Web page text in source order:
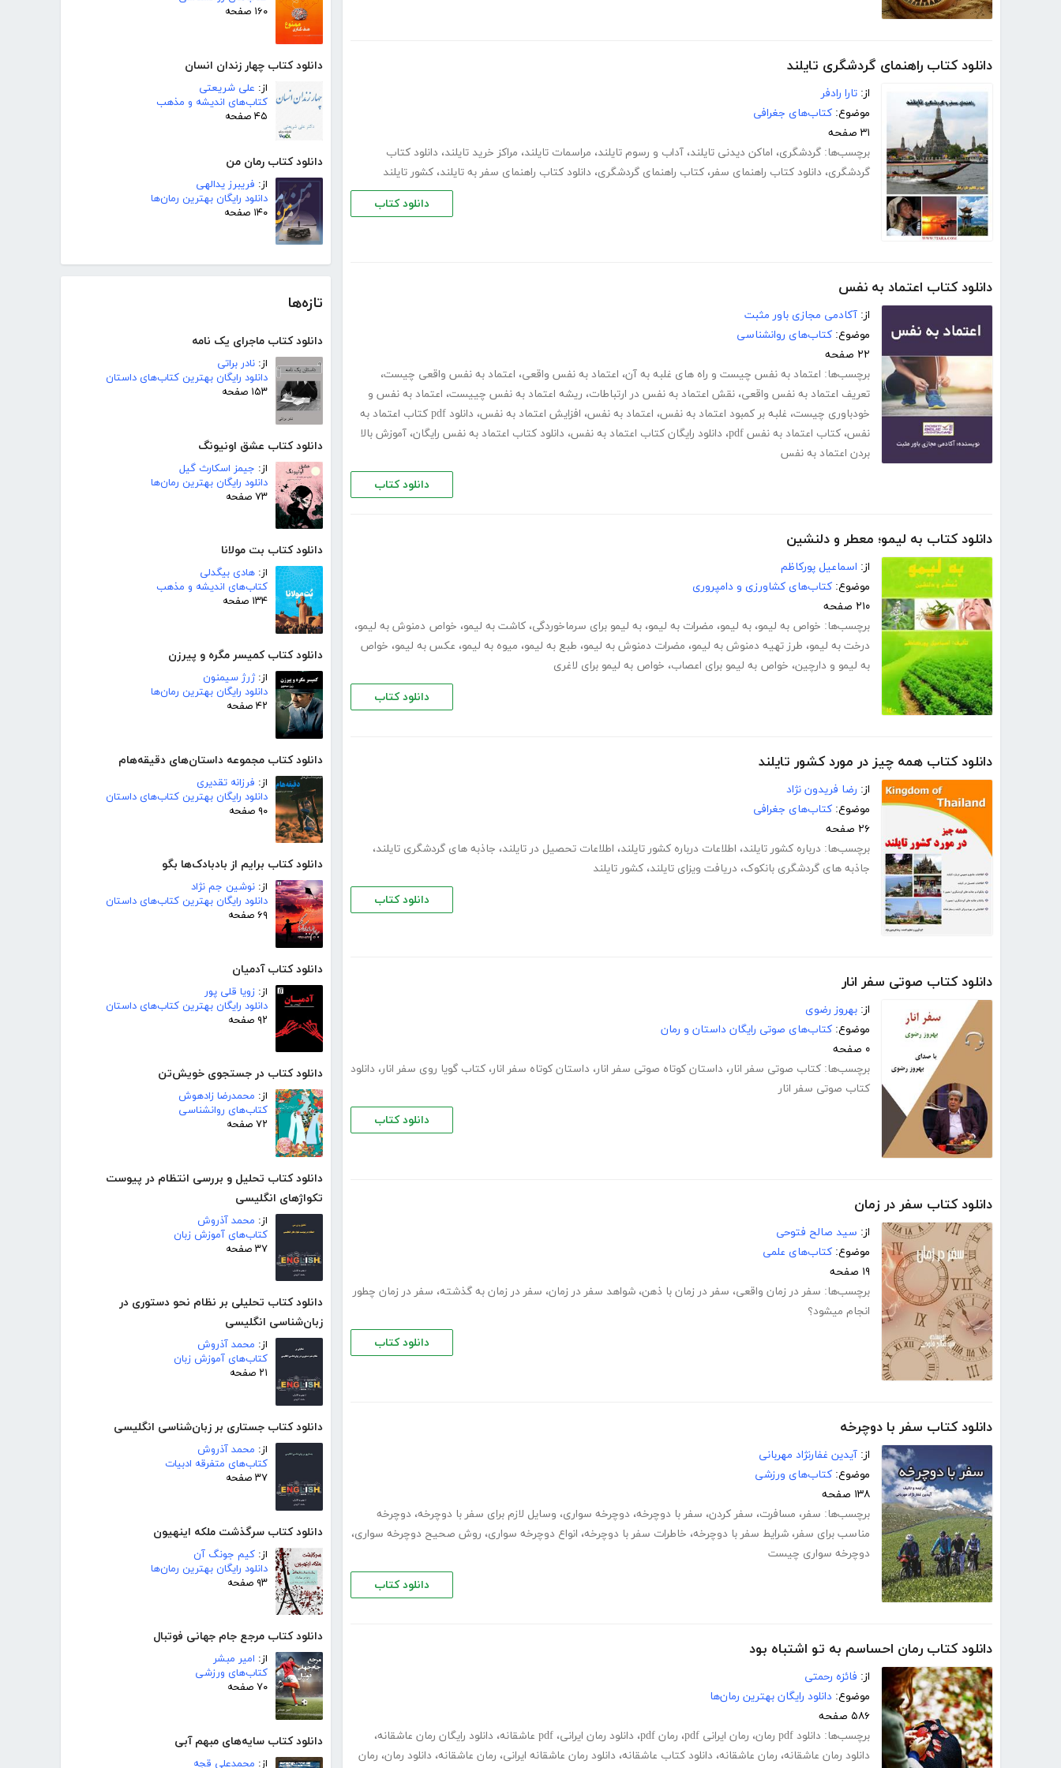
۱۶۰ صفحه
دانلود کتاب چهار زندان انسان
از: علی شریعتی
کتاب‌های اندیشه و مذهب
۴۵ صفحه
دانلود کتاب رمان من
از: فریبرز یدالهی
دانلود رایگان بهترین رمان‌ها
۱۴۰ صفحه
تازه‌ها
دانلود کتاب ماجرای یک نامه
از: نادر براتی
دانلود رایگان بهترین کتاب‌های داستان
۱۵۳ صفحه
دانلود کتاب عشق اونیونگ
از: جیمز اسکارث گیل
دانلود رایگان بهترین رمان‌ها
۷۳ صفحه
دانلود کتاب بت مولانا
از: هادی بیگدلی
کتاب‌های اندیشه و مذهب
۱۳۴ صفحه
دانلود کتاب کمیسر مگره و پیرزن
از:ژرژ سیمنون
دانلود رایگان بهترین رمان‌ها
۴۲ صفحه
دانلود کتاب مجموعه داستان‌های دقیقه‌هام
از: فرزانه تقدیری
دانلود رایگان بهترین کتاب‌های داستان
۹۰ صفحه
دانلود کتاب برایم از بادبادک‌ها بگو
از: نوشین جم نژاد
دانلود رایگان بهترین کتاب‌های داستان
۶۹ صفحه
دانلود کتاب آدمیان
از: زویا قلی پور
دانلود رایگان بهترین کتاب‌های داستان
۹۲ صفحه
دانلود کتاب در جستجوی خویش‌تن
از: محمدرضا زادهوش
کتاب‌های روانشناسی
۷۲ صفحه
دانلود کتاب تحلیل و بررسی انتظام در پیوست
تکواژهای انگلیسی
از: محمد آذروش
کتاب‌های آموزش زبان
۳۷ صفحه
دانلود کتاب تحلیلی بر نظام نحو دستوری در
زبان‌شناسی انگلیسی
از: محمد آذروش
کتاب‌های آموزش زبان
۲۱ صفحه
دانلود کتاب جستاری بر زبان‌شناسی انگلیسی
از: محمد آذروش
کتاب‌های متفرقه ادبیات
۳۷ صفحه
دانلود کتاب سرگذشت ملکه اینهیون
از: کیم جونگ آن
دانلود رایگان بهترین رمان‌ها
۹۳ صفحه
دانلود کتاب مرجع جام جهانی فوتبال
از: امیر مبشر
کتاب‌های ورزشی
۷۰ صفحه
دانلود کتاب سایه‌های مبهم آبی
از: محمدعلی قجه
دانلود کتاب راهنمای گردشگری تایلند
از: تارا رادفر
موضوع: کتاب‌های جغرافی
۳۱ صفحه
برچسب‌ها: گردشگری، اماکن دیدنی تایلند، آداب و رسوم تایلند، مراسمات تایلند، مراکز خرید تایلند، دانلود کتاب
گردشگری، دانلود کتاب راهنمای سفر، کتاب راهنمای گردشگری، دانلود کتاب راهنمای سفر به تایلند، کشور تایلند
دانلود کتاب
دانلود کتاب اعتماد به نفس
از: آکادمی مجازی باور مثبت
موضوع: کتاب‌های روانشناسی
۲۲ صفحه
برچسب‌ها: اعتماد به نفس چیست و راه های غلبه به آن، اعتماد به نفس واقعی، اعتماد به نفس واقعی چیست،
تعریف اعتماد به نفس واقعی، نقش اعتماد به نفس در ارتباطات، ریشه اعتماد به نفس چییست، اعتماد به نفس و
خودباوری چیست، غلبه بر کمبود اعتماد به نفس، اعتماد به نفس، افزایش اعتماد به نفس،
دانلود pdf کتاب اعتماد به
نفس، کتاب اعتماد به نفس pdf ، دانلود رایگان کتاب اعتماد به نفس، دانلود کتاب اعتماد به نفس رایگان، آموزش بالا
بردن اعتماد به نفس
دانلود کتاب
دانلود کتاب به لیمو؛ معطر و دلنشین
از: اسماعیل پورکاظم
موضوع: کتاب‌های کشاورزی و دامپروری
۲۱۰ صفحه
برچسب‌ها: خواص به لیمو، به لیمو، مضرات به لیمو، به لیمو برای سرماخوردگی، کاشت به لیمو، خواص دمنوش به لیمو،
درخت به لیمو، طرز تهیه دمنوش به لیمو، مضرات دمنوش به لیمو، طبع به لیمو، میوه به لیمو، عکس به لیمو، خواص
به لیمو و دارچین، خواص به لیمو برای اعصاب، خواص به لیمو برای لاغری
دانلود کتاب
دانلود کتاب همه چیز در مورد کشور تایلند
از: رضا فریدون نژاد
موضوع: کتاب‌های جغرافی
۲۶ صفحه
برچسب‌ها: درباره کشور تایلند، اطلاعات درباره کشور تایلند، اطلاعات تحصیل در تایلند، جاذبه های گردشگری تایلند،
جاذبه های گردشگری بانکوک، دریافت ویزای تایلند، کشور تایلند
دانلود کتاب
دانلود کتاب صوتی سفر انار
از: بهروز رضوی
موضوع: کتاب‌های صوتی رایگان داستان و رمان
۰ صفحه
برچسب‌ها: کتاب صوتی سفر انار، داستان کوتاه صوتی سفر انار، داستان کوتاه سفر انار، کتاب گویا روی سفر انار، دانلود
کتاب صوتی سفر انار
دانلود کتاب
دانلود کتاب سفر در زمان
از: سید صالح فتوحی
موضوع: کتاب‌های علمی
۱۹ صفحه
برچسب‌ها: سفر در زمان واقعی، سفر در زمان با ذهن، شواهد سفر در زمان، سفر در زمان به گذشته، سفر در زمان چطور
انجام میشود؟
دانلود کتاب
دانلود کتاب سفر با دوچرخه
از: آیدین غفارنژاد مهربانی
موضوع: کتاب‌های ورزشی
۱۳۸ صفحه
برچسب‌ها: سفر، مسافرت، سفر کردن، سفر با دوچرخه، دوچرخه سواری، وسایل لازم برای سفر با دوچرخه، دوچرخه
مناسب برای سفر، شرایط سفر با دوچرخه، خاطرات سفر با دوچرخه، انواع دوچرخه سواری، روش صحیح دوچرخه سواری،
دوچرخه سواری چیست
دانلود کتاب
دانلود کتاب رمان احساسم به تو اشتباه بود
از: فائزه رحمتی
موضوع: دانلود رایگان بهترین رمان‌ها
۵۸۶ صفحه
برچسب‌ها: دانلود pdf رمان ، رمان ایرانی pdf ، رمان pdf ، دانلود رمان ایرانی، pdf عاشقانه ، دانلود رایگان رمان عاشقانه،
دانلود رمان عاشقانه، رمان عاشقانه، دانلود کتاب عاشقانه، دانلود رمان عاشقانه ایرانی، رمان عاشقانه، دانلود رمان، رمان